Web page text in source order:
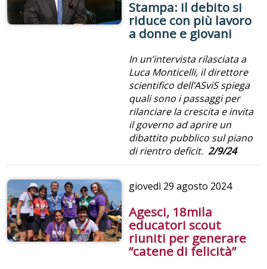
Stampa: il debito si
riduce con più lavoro
a donne e giovani
In un’intervista rilasciata a
Luca Monticelli, il direttore
scientifico dell’ASviS spiega
quali sono i passaggi per
rilanciare la crescita e invita
il governo ad aprire un
dibattito pubblico sul piano
di rientro deficit. 2/9/24
giovedì 29 agosto 2024
Agesci, 18mila
educatori scout
riuniti per generare
“catene di felicità”